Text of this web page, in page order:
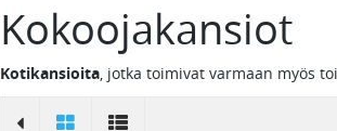
Kokoojakansiot
Kotikansioita, jotka toimivat varmaan myös